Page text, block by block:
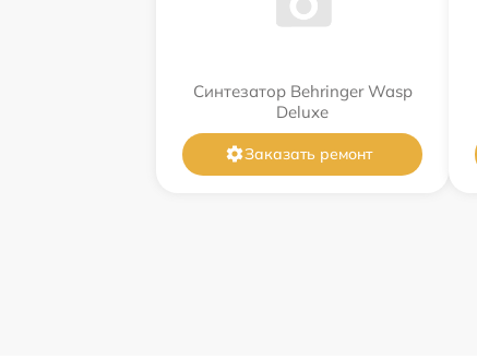
Синтезатор Behringer Wasp
Deluxe
Заказать ремонт